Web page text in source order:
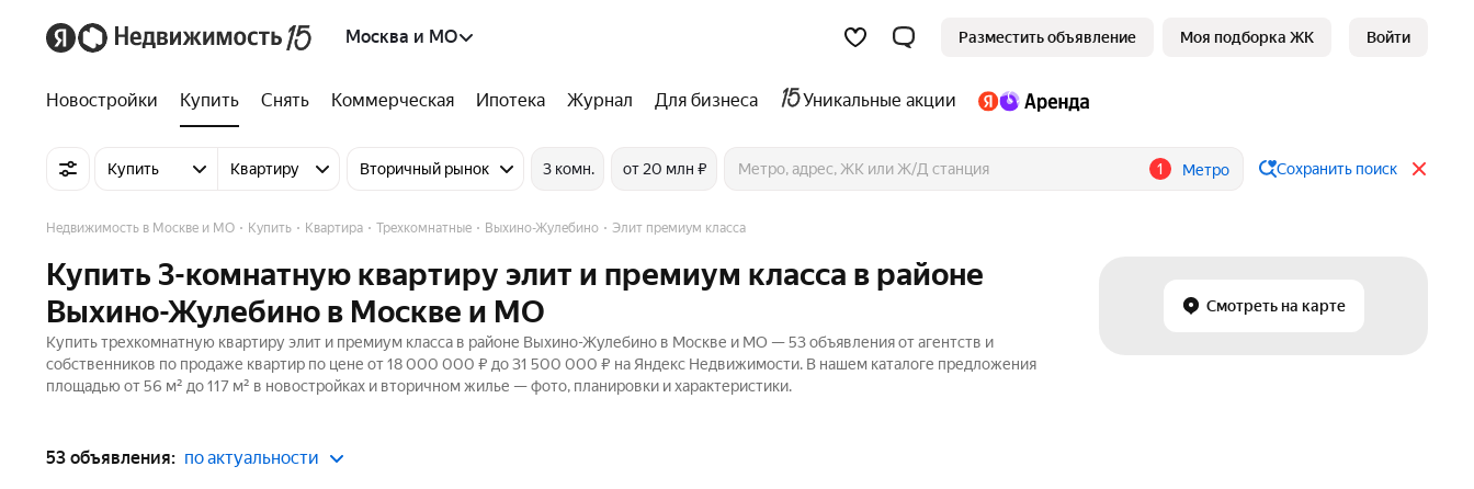
Москва и МО Разместить объявление Моя подборка ЖК Войти
Новостройки Купить Снять Коммерческая Ипотека Журнал Для бизнеса Уникальные акции
Купить Квартиру Вторичный рынок 3 комн. от 20 млн ₽ 1 Метро Сохранить поиск
Смотреть на карте
Недвижимость в Москве и МО Купить Квартира Трехкомнатные Выхино-Жулебино Элит премиум класса
Купить 3-комнатную квартиру элит и премиум класса в районе
Выхино-Жулебино в Москве и МО
Купить трехкомнатную квартиру элит и премиум класса в районе Выхино-Жулебино в Москве и МО — 53 объявления от агентств и
собственников по продаже квартир по цене от 18 000 000 ₽ до 31 500 000 ₽ на Яндекс Недвижимости. В нашем каталоге предложения
площадью от 56 м² до 117 м² в новостройках и вторичном жилье — фото, планировки и характеристики.
53 объявления: по актуальности